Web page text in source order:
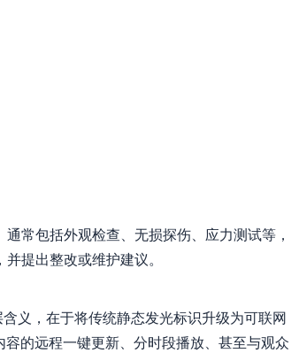
常包括外观检查、无损探伤、应力测试等，
提出整改或维护建议。
义，在于将传统静态发光标识升级为可联网
的远程一键更新、分时段播放、甚至与观众